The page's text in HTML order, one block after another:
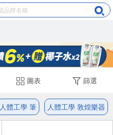
圖表 篩選
人體工學 筆 人體工學 敦煌樂器